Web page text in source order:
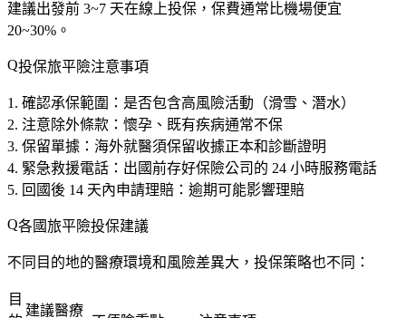
建議出發前 3~7 天在線上投保，保費通常比機場便宜
20~30%。
投保旅平險注意事項
確認承保範圍 ：是否包含高風險活動（滑雪、潛水）
注意除外條款 ：懷孕、既有疾病通常不保
保留單據 ：海外就醫須保留收據正本和診斷證明
緊急救援電話 ：出國前存好保險公司的 24 小時服務電話
回國後 14 天內申請理賠 ：逾期可能影響理賠
各國旅平險投保建議
不同目的地的醫療環境和風險差異大，投保策略也不同：
目
建議醫療